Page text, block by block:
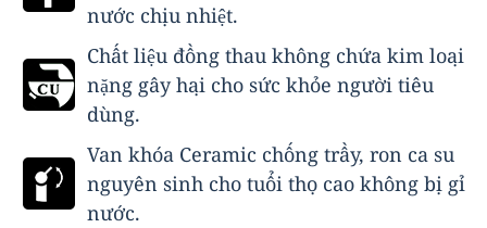
nước chịu nhiệt.
Chất liệu đồng thau không chứa kim loại
nặng gây hại cho sức khỏe người tiêu
dùng.
Van khóa Ceramic chống trầy, ron ca su
nguyên sinh cho tuổi thọ cao không bị gỉ
nước.